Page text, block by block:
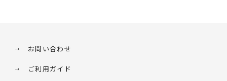
お問い合わせ
ご利用ガイド